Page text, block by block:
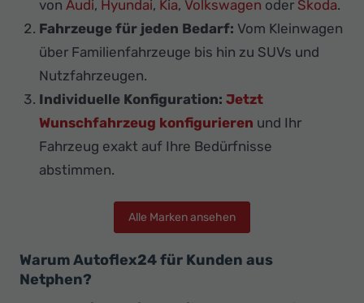
von Audi, Hyundai, Kia, Volkswagen oder Skoda.
Fahrzeuge für jeden Bedarf: Vom Kleinwagen
über Familienfahrzeuge bis hin zu SUVs und
Nutzfahrzeugen.
Individuelle Konfiguration: Jetzt
Wunschfahrzeug konfigurieren und Ihr
Fahrzeug exakt auf Ihre Bedürfnisse
abstimmen.
Alle Marken ansehen
Warum Autoflex24 für Kunden aus
Netphen?